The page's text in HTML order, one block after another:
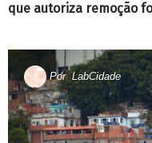
que autoriza remoção
PorLabCidade